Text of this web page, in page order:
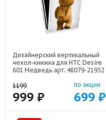
Дизайнерский вертикальный
чехол-книжка для HTC Desire
601 Медведь арт: 48079-21952
1199
999 ₽
по акции
699 ₽